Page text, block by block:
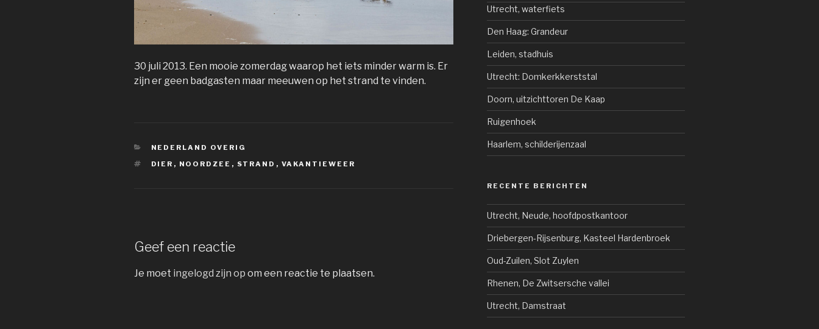
30 juli 2013. Een mooie zomerdag waarop het iets minder warm is. Er
zijn er geen badgasten maar meeuwen op het strand te vinden.
CATEGORIEËN
NEDERLAND OVERIG
TAGS
DIER , NOORDZEE , STRAND , VAKANTIEWEER
Geef een reactie
Je moet ingelogd zijn op om een reactie te plaatsen.
Utrecht, waterfiets
Den Haag: Grandeur
Leiden, stadhuis
Utrecht: Domkerkkerststal
Doorn, uitzichttoren De Kaap
Ruigenhoek
Haarlem, schilderijenzaal
RECENTE BERICHTEN
Utrecht, Neude, hoofdpostkantoor
Driebergen-Rijsenburg, Kasteel Hardenbroek
Oud-Zuilen, Slot Zuylen
Rhenen, De Zwitsersche vallei
Utrecht, Damstraat